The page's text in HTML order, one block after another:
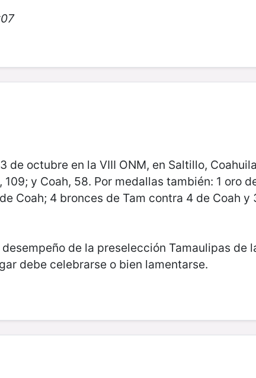
octubre en la VIII ONM, en Saltillo,
y Coah, 58. Por medallas también: 1 oro
Coah; 4 bronces de Tam contra 4 de Coah y
de la preselección Tamaulipas de
debe celebrarse o bien lamentarse.